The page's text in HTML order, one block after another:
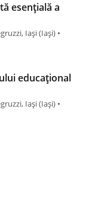
esențială a
Iași (Iaşi) •
educațional
Iași (Iaşi) •